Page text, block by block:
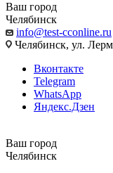
Ваш город
Челябинск
info@test-cconline.ru
Челябинск, ул.
Вконтакте
Telegram
WhatsApp
Яндекс.Дзен
Ваш город
Челябинск